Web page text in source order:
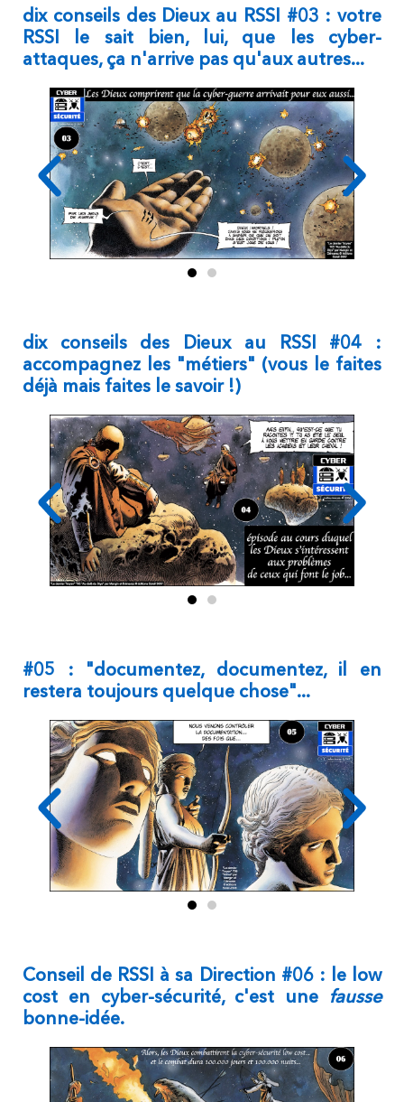
dix conseils des Dieux au RSSI #03 : votre
RSSI le sait bien, lui, que les cyber-
attaques, ça n'arrive pas qu'aux autres...
dix conseils des Dieux au RSSI #04 :
accompagnez les "métiers" (vous le faites
déjà mais faites le savoir !)
#05 : "documentez, documentez, il en
restera toujours quelque chose"...
Conseil de RSSI à sa Direction #06 : le low
cost en cyber-sécurité, c'est une fausse
bonne-idée.